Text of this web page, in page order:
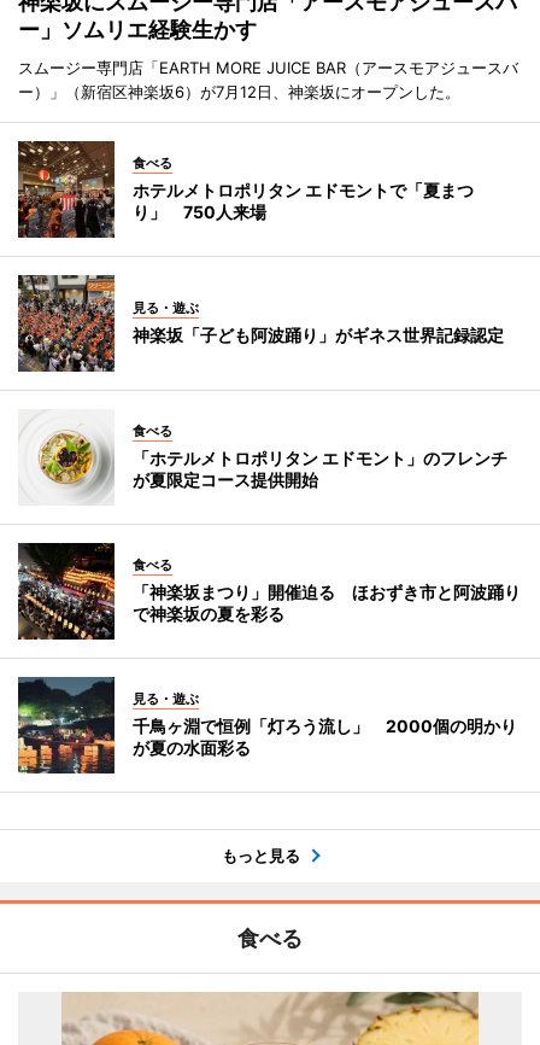
ー」ソムリエ経験生かす
スムージー専門店「EARTH MORE JUICE BAR（アースモアジュースバ
ー）」（新宿区神楽坂6）が7月12日、神楽坂にオープンした。
食べる
ホテルメトロポリタン エドモントで「夏まつ
り」 750人来場
見る・遊ぶ
神楽坂「子ども阿波踊り」がギネス世界記録認定
食べる
「ホテルメトロポリタン エドモント」のフレンチ
が夏限定コース提供開始
食べる
「神楽坂まつり」開催迫る ほおずき市と阿波踊り
で神楽坂の夏を彩る
見る・遊ぶ
千鳥ヶ淵で恒例「灯ろう流し」 2000個の明かり
が夏の水面彩る
もっと見る
食べる